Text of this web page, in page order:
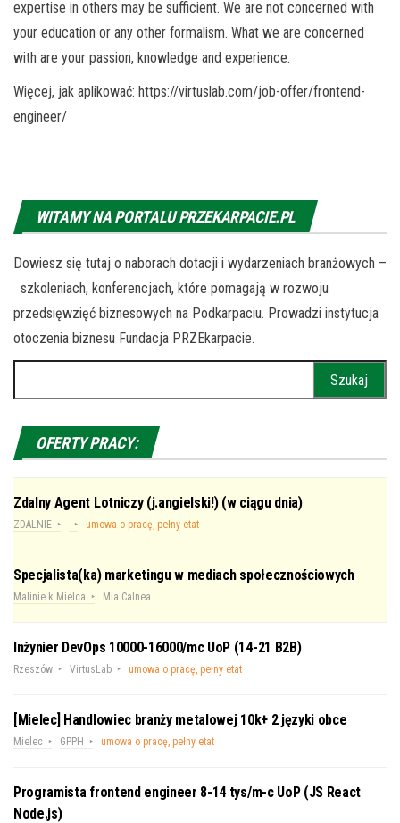
expertise in others may be sufficient. We are not concerned with
your education or any other formalism. What we are concerned
with are your passion, knowledge and experience.
Więcej, jak aplikować: https://virtuslab.com/job-offer/frontend-
engineer/
WITAMY NA PORTALU PRZEKARPACIE.PL
Dowiesz się tutaj o naborach dotacji i wydarzeniach branżowych –
szkoleniach, konferencjach, które pomagają w rozwoju
przedsięwzięć biznesowych na Podkarpaciu. Prowadzi instytucja
otoczenia biznesu Fundacja PRZEkarpacie.
OFERTY PRACY:
Zdalny Agent Lotniczy (j.angielski!) (w ciągu dnia)
ZDALNIE umowa o pracę, pełny etat
Specjalista(ka) marketingu w mediach społecznościowych
Malinie k.Mielca Mia Calnea
Inżynier DevOps 10000-16000/mc UoP (14-21 B2B)
Rzeszów VirtusLab umowa o pracę, pełny etat
[Mielec] Handlowiec branży metalowej 10k+ 2 języki obce
Mielec GPPH umowa o pracę, pełny etat
Programista frontend engineer 8-14 tys/m-c UoP (JS React
Node.js)